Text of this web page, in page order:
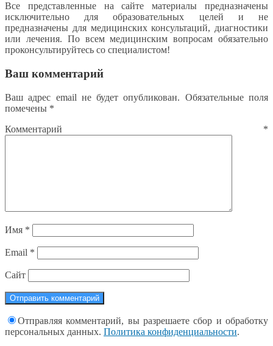
Все представленные на сайте материалы предназначены
исключительно для образовательных целей и не
предназначены для медицинских консультаций, диагностики
или лечения. По всем медицинским вопросам обязательно
проконсультируйтесь со специалистом!
Ваш комментарий
Ваш адрес email не будет опубликован. Обязательные поля
помечены *
Комментарий *
Имя *
Email *
Сайт
Отправляя комментарий, вы разрешаете сбор и обработку
персональных данных. Политика конфиденциальности.